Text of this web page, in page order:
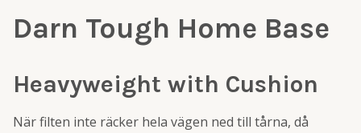
Darn Tough Home Base
Heavyweight with Cushion
När filten inte räcker hela vägen ned till tårna, då